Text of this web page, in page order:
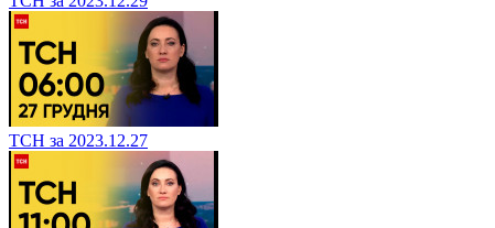
ТСН за 2023.12.27